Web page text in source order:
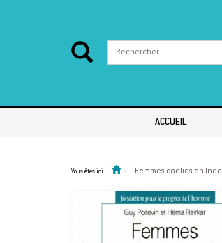
ACCUEIL
Vous êtes ici: Femmes coolies en Inde